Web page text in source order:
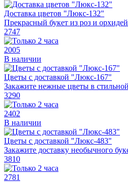
Доставка цветов "Люкс-132"
Прекрасный букет из роз и
2747
2005
В наличии
Цветы с доставкой "Люкс-167"
Закажите нежные цветы в
3290
2402
В наличии
Цветы с доставкой "Люкс-483"
Закажите доставку необычного
3810
2781